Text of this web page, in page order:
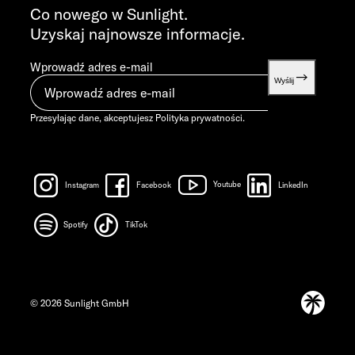
info@sunlight.de
Co nowego w Sunlight.
Uzyskaj najnowsze informacje.
Wprowadź adres e-mail
Wyślij
Przesyłając dane, akceptujesz Polityka prywatności.
Instagram Facebook Youtube LinkedIn
Spotify TikTok
© 2026 Sunlight GmbH